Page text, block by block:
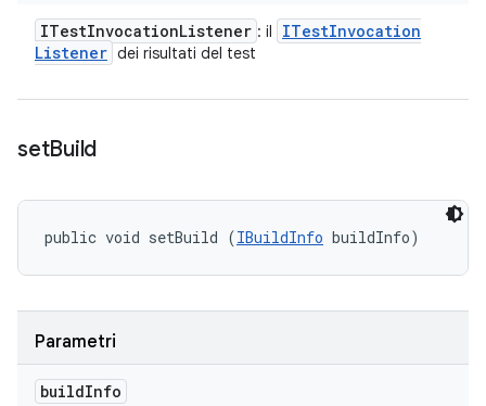
ITestInvocationListener : il ITestInvocation
Listener dei risultati del test
setBuild
public void setBuild (IBuildInfo buildInfo)
Parametri
buildInfo